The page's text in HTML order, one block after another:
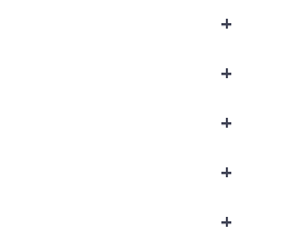
+
+
+
+
+